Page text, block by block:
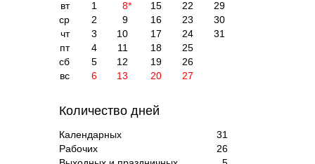
вт
1 8* 15 22
29
ср
2 9 16 23
30
чт
3 10 17 24
31
пт
4 11 18
25
сб
5 12 19
26
вс
6 13 20 27
Количество дней
Календарных
31
Рабочих
26